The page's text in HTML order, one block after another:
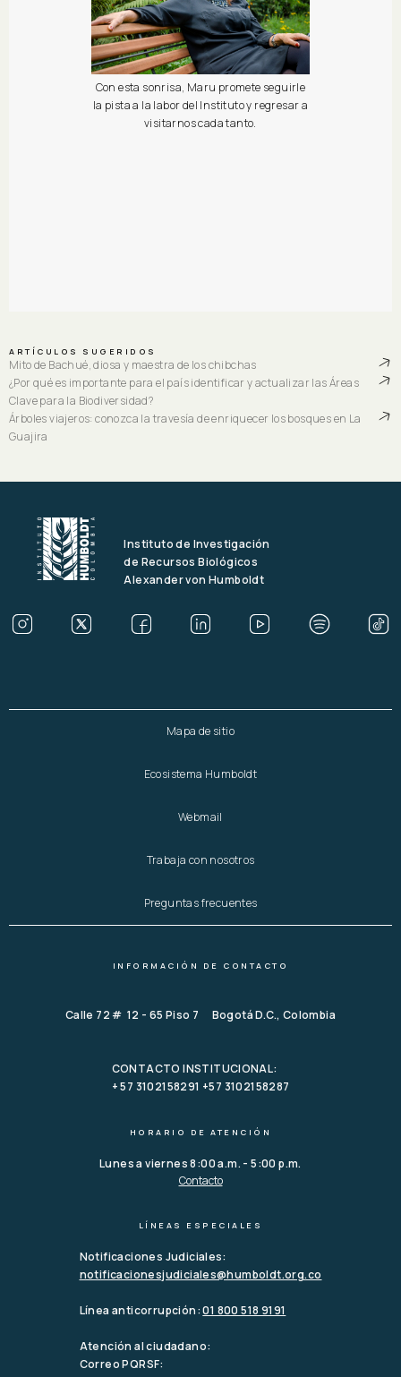
Con esta sonrisa, Maru promete seguirle
la pista a la labor del Instituto y regresar a
visitarnos cada tanto.
ARTÍCULOS SUGERIDOS
Mito de Bachué, diosa y maestra de los chibchas
¿Por qué es importante para el país identificar y actualizar las Áreas
Clave para la Biodiversidad?
Árboles viajeros: conozca la travesía de enriquecer los bosques en La
Guajira
Instituto de Investigación
de Recursos Biológicos
Alexander von Humboldt
Mapa de sitio
Ecosistema Humboldt
Webmail
Trabaja con nosotros
Preguntas frecuentes
INFORMACIÓN DE CONTACTO
Calle 72 # 12 - 65 Piso 7 Bogotá D.C., Colombia
CONTACTO INSTITUCIONAL:
+ 57 3102158291 +57 3102158287
HORARIO DE ATENCIÓN
Lunes a viernes 8:00 a.m. - 5:00 p.m.
Contacto
LÍNEAS ESPECIALES
Notificaciones Judiciales:
notificacionesjudiciales@humboldt.org.co
Línea anticorrupción:01 800 518 9191
Atención al ciudadano:
Correo PQRSF: